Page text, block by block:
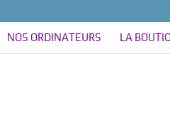
NOS ORDINATEURS LA